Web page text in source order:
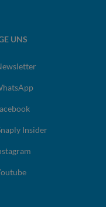
UNS
Insider